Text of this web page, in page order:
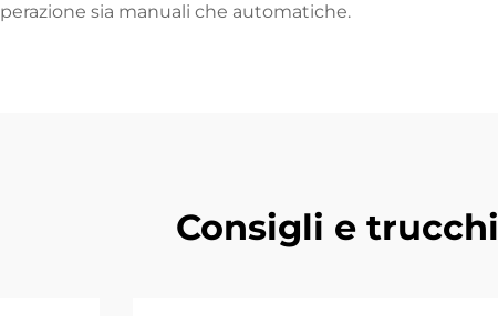
sia manuali che automatiche.
Consigli e trucchi